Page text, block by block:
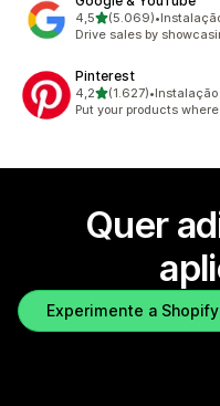
4,5de 5 estrelas
(5.069)
5069 total de•
Drive sales by
Pinterest
4,2de 5 estrelas
(1.627)
1627 total de avaliações
•
Put your products
Quer
Experimente a